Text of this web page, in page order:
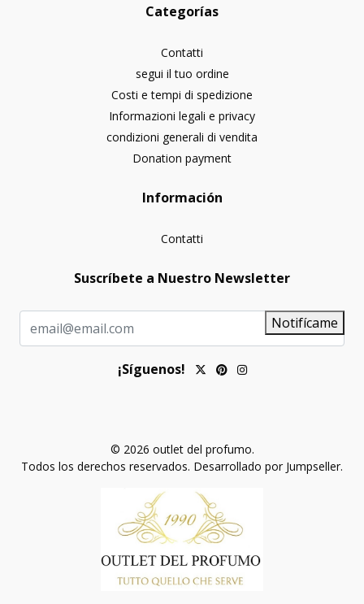
Categorías
Contatti
segui il tuo ordine
Costi e tempi di spedizione
Informazioni legali e privacy
condizioni generali di vendita
Donation payment
Información
Contatti
Suscríbete a Nuestro Newsletter
Notifícame
¡Síguenos!
© 2026 outlet del profumo.
Todos los derechos reservados. Desarrollado por Jumpseller.